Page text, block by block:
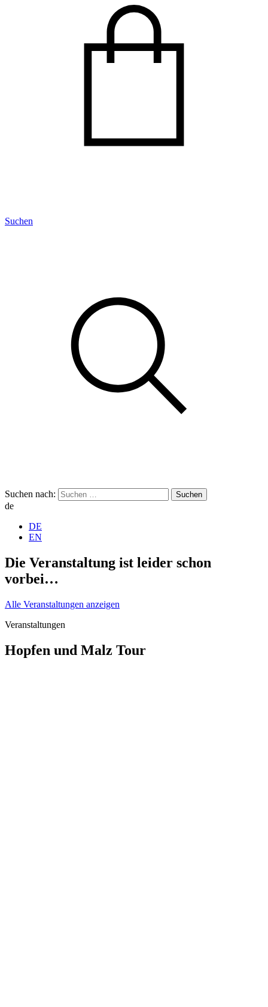
Suchen
Suchen nach:
de
DE
EN
Die Veranstaltung ist leider schon
vorbei…
Alle Veranstaltungen anzeigen
Veranstaltungen
Hopfen und Malz Tour